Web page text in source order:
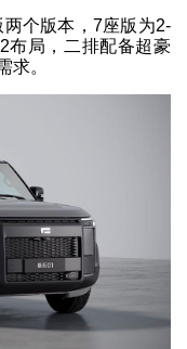
个版本，7座版为2-
布局，二排配备超豪
求。